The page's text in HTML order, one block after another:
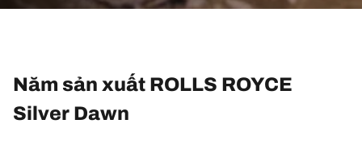
Năm sản xuất ROLLS ROYCE
Silver Dawn